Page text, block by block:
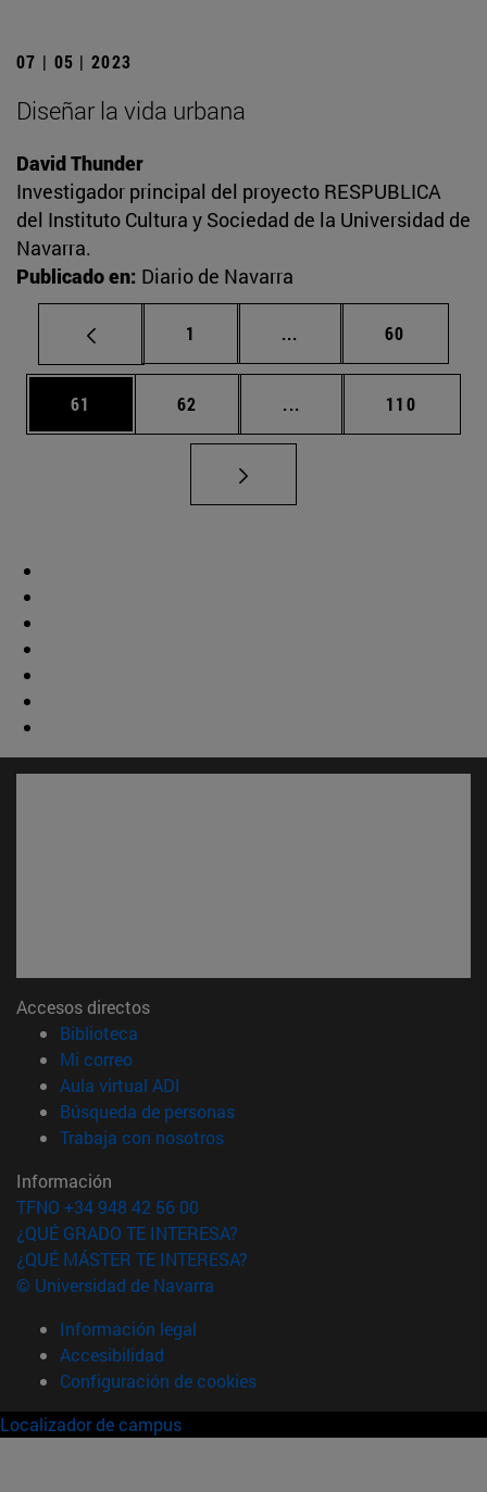
07 | 05 | 2023
Diseñar la vida urbana
David Thunder
Investigador principal del proyecto RESPUBLICA
del Instituto Cultura y Sociedad de la Universidad de
Navarra.
Publicado en: Diario de Navarra
Página
1 ... Páginas intermedias
Página
60
Página
61 Página
62 ... Páginas intermedias
Página
110
Accesos directos
Biblioteca
Mi correo(abre en nueva ventana)
Aula virtual ADI
Búsqueda de personas(abre en nueva ventana)
Trabaja con nosotros(abre en nueva ventana)
Información
TFNO +34 948 42 56 00
¿QUÉ GRADO TE INTERESA?
¿QUÉ MÁSTER TE INTERESA?
© Universidad de Navarra
Información legal
Accesibilidad
Configuración de cookies
Localizador de campus